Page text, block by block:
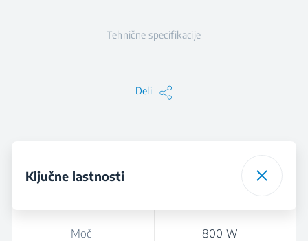
Tehnične specifikacije
Deli
Ključne lastnosti
Moč 800 W